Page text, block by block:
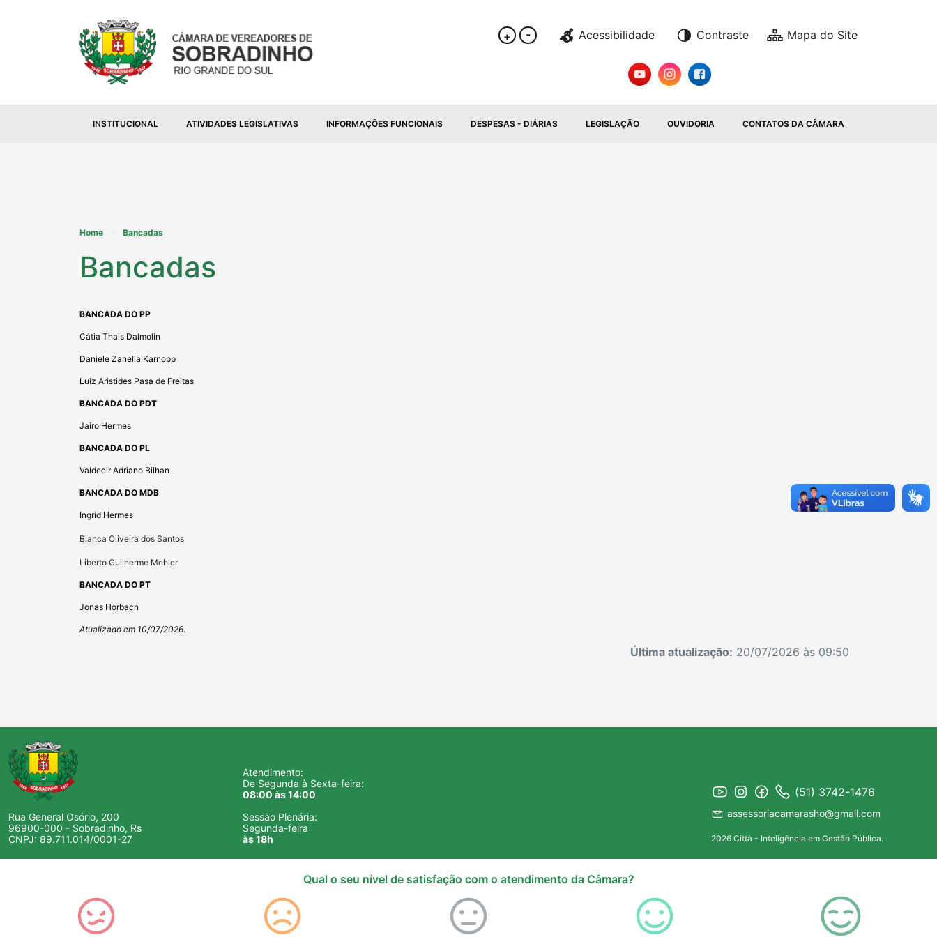
+ - Acessibilidade Contraste
INSTITUCIONAL ATIVIDADES LEGISLATIVAS INFORMAÇÕES FUNCIONAIS DESPESAS - DIÁRIAS LEGISLAÇÃO OUVIDORIA CONTATOS DA CÂMARA
Home Bancadas
Bancadas
BANCADA DO PP
Cátia Thais Dalmolin
Daniele Zanella Karnopp
Luiz Aristides Pasa de Freitas
BANCADA DO PDT
Jairo Hermes
BANCADA DO PL
Valdecir Adriano Bilhan
BANCADA DO MDB
Ingrid Hermes
Bianca Oliveira dos Santos
Liberto Guilherme Mehler
BANCADA DO PT
Jonas Horbach
Atualizado em 10/07/2026.
Última atualização: 20/07/2026 às 09:50
Rua General Osório, 200
96900-000 - Sobradinho, Rs
CNPJ: 89.711.014/0001-27
Atendimento:
De Segunda à Sexta-feira:
08:00 às 14:00
Sessão Plenária:
Segunda-feira
às 18h
(51) 3742-1476
assessoriacamarasho@gmail.com
2026 Città - Inteligência em Gestão Pública.
Qual o seu nível de satisfação com o atendimento da Câmara?